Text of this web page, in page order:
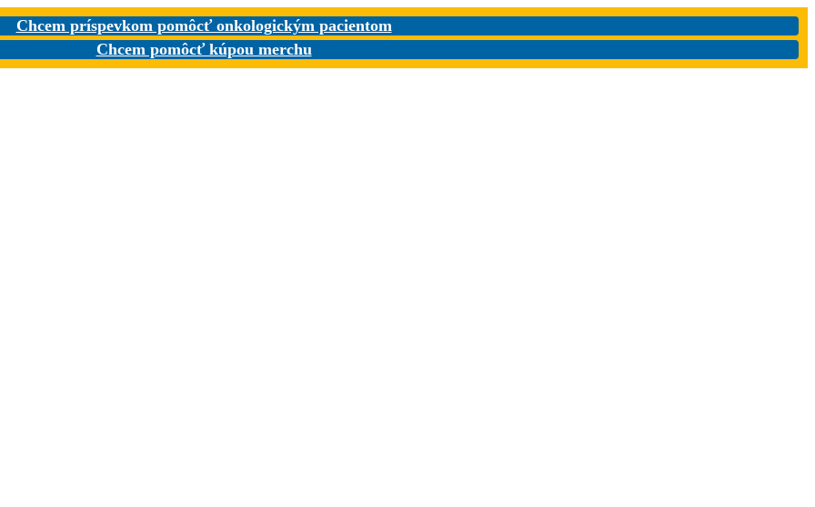
Chcem príspevkom pomôcť onkologickým pacientom
Chcem pomôcť kúpou merchu